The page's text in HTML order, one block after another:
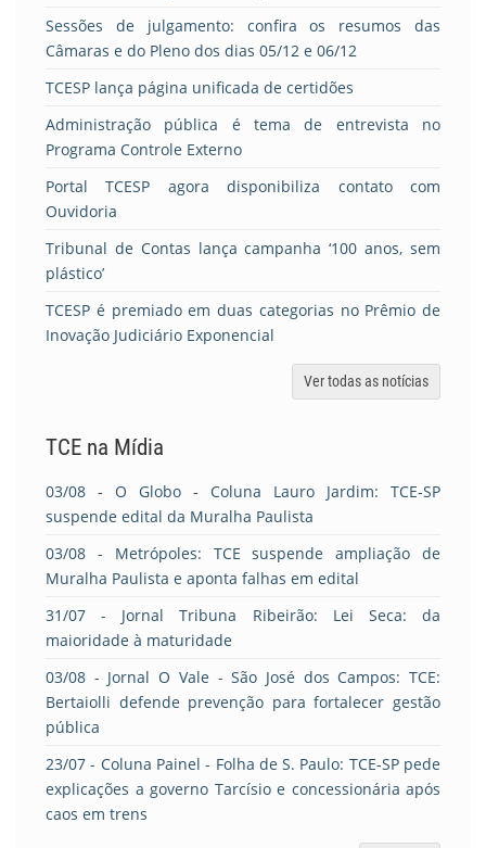
Sessões de julgamento: confira os resumos das
Câmaras e do Pleno dos dias 05/12 e 06/12
TCESP lança página unificada de certidões
Administração pública é tema de entrevista no
Programa Controle Externo
Portal TCESP agora disponibiliza contato com
Ouvidoria
Tribunal de Contas lança campanha ‘100 anos, sem
plástico’
TCESP é premiado em duas categorias no Prêmio de
Inovação Judiciário Exponencial
Ver todas as notícias
TCE na Mídia
03/08 - O Globo - Coluna Lauro Jardim: TCE-SP
suspende edital da Muralha Paulista
03/08 - Metrópoles: TCE suspende ampliação de
Muralha Paulista e aponta falhas em edital
31/07 - Jornal Tribuna Ribeirão: Lei Seca: da
maioridade à maturidade
03/08 - Jornal O Vale - São José dos Campos: TCE:
Bertaiolli defende prevenção para fortalecer gestão
pública
23/07 - Coluna Painel - Folha de S. Paulo: TCE-SP pede
explicações a governo Tarcísio e concessionária após
caos em trens